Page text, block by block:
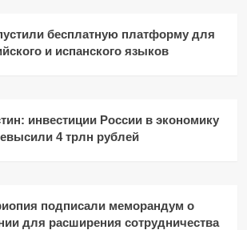
бесплатную платформу для
и испанского языков
инвестиции России в экономику
4 трлн рублей
подписали меморандум о
для расширения сотрудничества